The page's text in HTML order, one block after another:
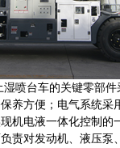
湿喷台车的关键零部
养方便；电气系统采
机电液一体化控制的
责对发动机、液压泵